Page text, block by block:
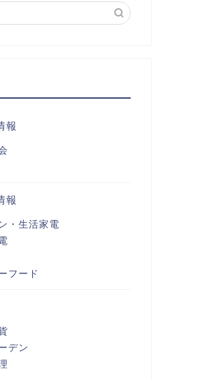
報
報
・生活家電
フード
デン